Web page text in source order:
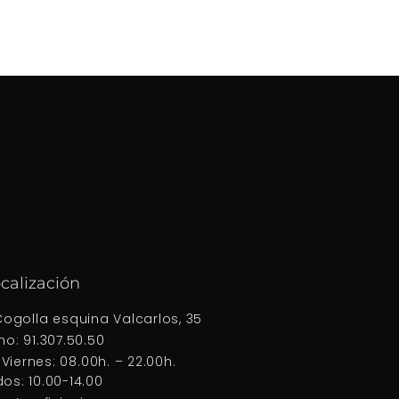
esquina Valcarlos, 35
91.307.50.50
08.00h. – 22.00h.
10.00-14.00